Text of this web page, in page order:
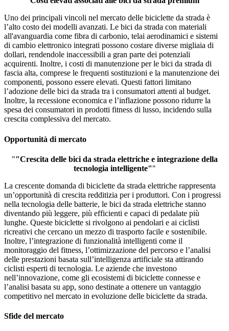
Uno dei principali vincoli nel mercato delle biciclette da strada è
l’alto costo dei modelli avanzati. Le bici da strada con materiali
all'avanguardia come fibra di carbonio, telai aerodinamici e sistemi
di cambio elettronico integrati possono costare diverse migliaia di
dollari, rendendole inaccessibili a gran parte dei potenziali
acquirenti. Inoltre, i costi di manutenzione per le bici da strada di
fascia alta, comprese le frequenti sostituzioni e la manutenzione dei
componenti, possono essere elevati. Questi fattori limitano
l’adozione delle bici da strada tra i consumatori attenti al budget.
Inoltre, la recessione economica e l’inflazione possono ridurre la
spesa dei consumatori in prodotti fitness di lusso, incidendo sulla
crescita complessiva del mercato.
Opportunità di mercato
""Crescita delle bici da strada elettriche e integrazione della
tecnologia intelligente""
La crescente domanda di biciclette da strada elettriche rappresenta
un’opportunità di crescita redditizia per i produttori. Con i progressi
nella tecnologia delle batterie, le bici da strada elettriche stanno
diventando più leggere, più efficienti e capaci di pedalate più
lunghe. Queste biciclette si rivolgono ai pendolari e ai ciclisti
ricreativi che cercano un mezzo di trasporto facile e sostenibile.
Inoltre, l’integrazione di funzionalità intelligenti come il
monitoraggio del fitness, l’ottimizzazione del percorso e l’analisi
delle prestazioni basata sull’intelligenza artificiale sta attirando
ciclisti esperti di tecnologia. Le aziende che investono
nell’innovazione, come gli ecosistemi di biciclette connesse e
l’analisi basata su app, sono destinate a ottenere un vantaggio
competitivo nel mercato in evoluzione delle biciclette da strada.
Sfide del mercato